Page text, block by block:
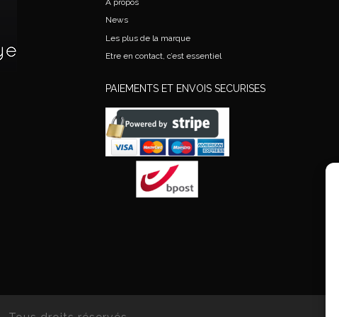
A propos
News
Les plus de la marque
Etre en contact, c’est essentiel
PAIEMENTS ET ENVOIS SECURISES